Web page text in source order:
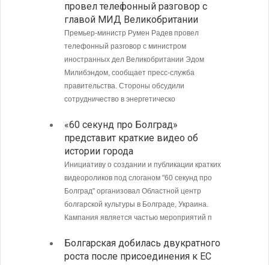
провел телефонный разговор с
главой МИД Великобритании
Премьер-министр Румен Радев провел
телефонный разговор с министром
иностранных дел Великобритании Эдом
Милибэндом, сообщает пресс-служба
правительства. Стороны обсудили
сотрудничество в энергетическо
«60 секунд про Болград»
представит краткие видео об
истории города
Инициативу о создании и публикации кратких
видеороликов под слоганом "60 секунд про
Болград" организовал Областной центр
болгарской культуры в Болграде, Украина.
Кампания является частью мероприятий п
Болгарская добилась двукратного
роста после присоединения к ЕС